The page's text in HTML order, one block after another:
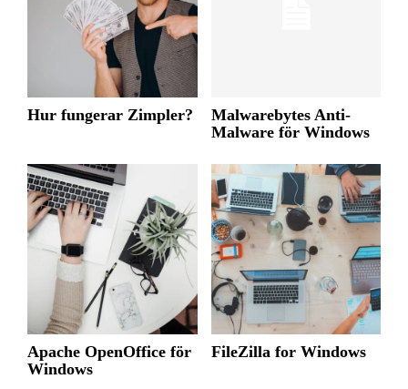
Hur fungerar Zimpler?
Malwarebytes Anti-
Malware för Windows
Apache OpenOffice för
Windows
FileZilla for Windows